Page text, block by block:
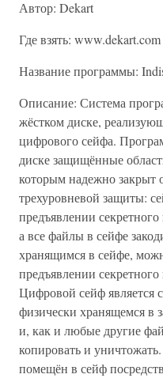
Автор: Dekart
Где взять: www.dekart.com
Название программы:
Описание: Система
жёстком диске,
цифрового сейфа.
диске защищённые
которым надежно закрыт
трехуровневой защиты:
предъявлении
а все файлы в сейфе
хранящимся в сейфе,
предъявлении
Цифровой сейф является
физически хранящемся в
и, как и любые другие
копировать и
помещён в сейф